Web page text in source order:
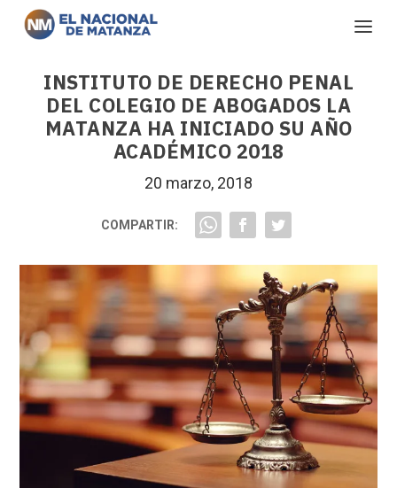
INSTITUTO DE DERECHO PENAL
DEL COLEGIO DE ABOGADOS LA
MATANZA HA INICIADO SU AÑO
ACADÉMICO 2018
20 marzo, 2018
COMPARTIR: